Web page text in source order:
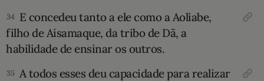
34 E concedeu tanto a ele como a Aoliabe,
filho de Aisamaque, da tribo de Dã, a
habilidade de ensinar os outros.
35 A todos esses deu capacidade para realizar